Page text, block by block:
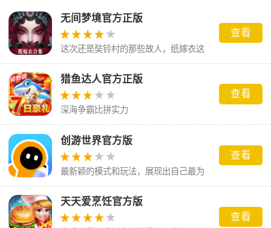
无间梦境官方正版
这次还是奘铃村的那些故人，纸嫁衣这
场梦到底会怎么样呢。
查看
猎鱼达人官方正版
深海争霸比拼实力
查看
创游世界官方版
最新颖的模式和玩法，展现出自己最为
独特的闯关能力
查看
天天爱烹饪官方版
查看